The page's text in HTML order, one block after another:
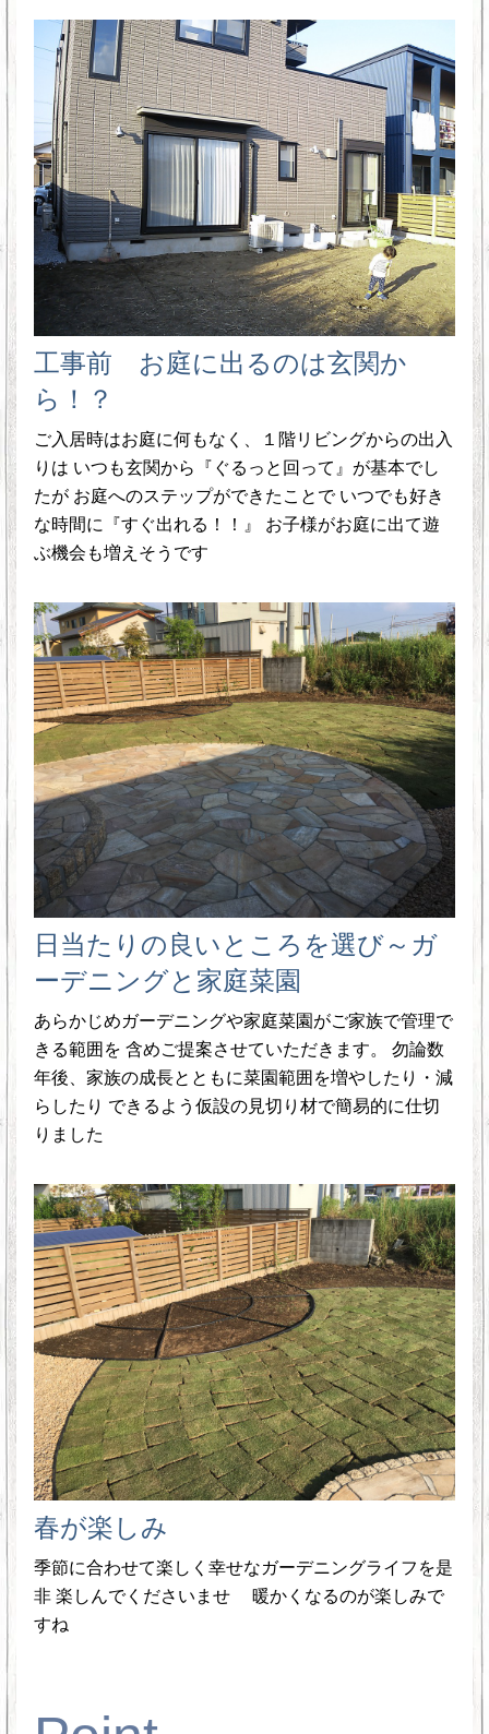
工事前 お庭に出るのは玄関か
ら！？
ご入居時はお庭に何もなく、１階リビングからの出入
りは いつも玄関から『ぐるっと回って』が基本でし
たが お庭へのステップができたことで いつでも好き
な時間に『すぐ出れる！！』 お子様がお庭に出て遊
ぶ機会も増えそうです
日当たりの良いところを選び～ガ
ーデニングと家庭菜園
あらかじめガーデニングや家庭菜園がご家族で管理で
きる範囲を 含めご提案させていただきます。 勿論数
年後、家族の成長とともに菜園範囲を増やしたり・減
らしたり できるよう仮設の見切り材で簡易的に仕切
りました
春が楽しみ
季節に合わせて楽しく幸せなガーデニングライフを是
非 楽しんでくださいませ 暖かくなるのが楽しみで
すね